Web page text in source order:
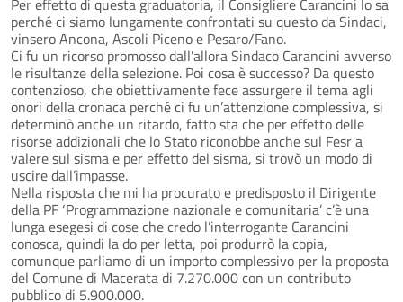
perché ci siamo lungamente confrontati su questo da Sindaci,
vinsero Ancona, Ascoli Piceno e Pesaro/Fano.
Ci fu un ricorso promosso dall’allora Sindaco Carancini avverso
le risultanze della selezione. Poi cosa è successo? Da questo
contenzioso, che obiettivamente fece assurgere il tema agli
onori della cronaca perché ci fu un’attenzione complessiva, si
determinò anche un ritardo, fatto sta che per effetto delle
risorse addizionali che lo Stato riconobbe anche sul Fesr a
valere sul sisma e per effetto del sisma, si trovò un modo di
uscire dall’impasse.
Nella risposta che mi ha procurato e predisposto il Dirigente
della PF ‘Programmazione nazionale e comunitaria’ c’è una
lunga esegesi di cose che credo l’interrogante Carancini
conosca, quindi la do per letta, poi produrrò la copia,
comunque parliamo di un importo complessivo per la proposta
del Comune di Macerata di 7.270.000 con un contributo
pubblico di 5.900.000.